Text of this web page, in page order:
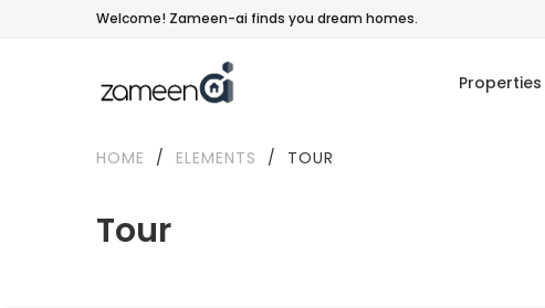
Welcome! Zameen-ai finds you dream homes.
Properties
Tour
HOME / ELEMENTS / TOUR